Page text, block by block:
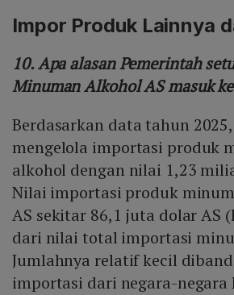
Impor Produk Lainnya
10. Apa alasan Pemerintah
Minuman Alkohol AS masuk
Berdasarkan data tahun
mengelola importasi produk
alkohol dengan nilai 1,23
Nilai importasi produk
AS sekitar 86,1 juta dolar AS
dari nilai total importasi
Jumlahnya relatif kecil
importasi dari negara-negara